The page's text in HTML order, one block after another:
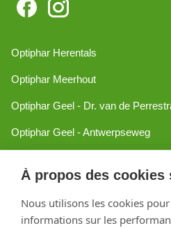
À propos des cookies
Nous utilisons les cookies
informations sur les
Optiphar Herentals
Optiphar Meerhout
Optiphar Geel - Dr. van de
Optiphar Geel - Antwerpseweg
Optiphar Mol